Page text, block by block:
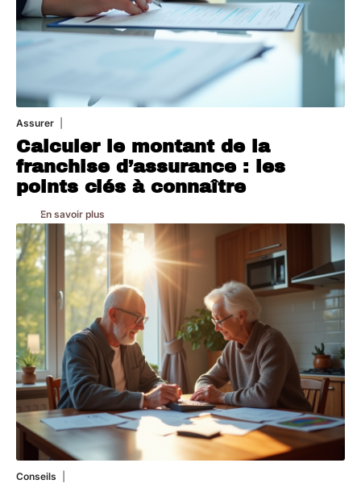
Assurer
Calculer le montant de la
franchise d’assurance : les
points clés à connaître
En savoir plus
Conseils